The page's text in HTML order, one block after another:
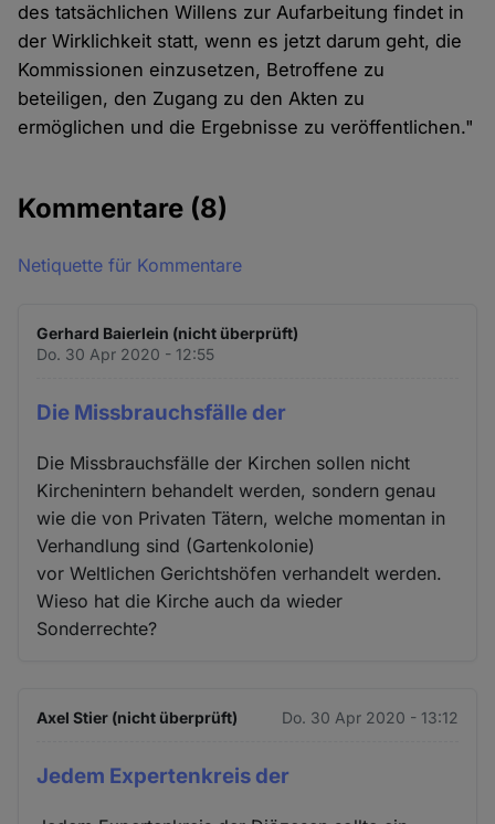
des tatsächlichen Willens zur Aufarbeitung findet in
der Wirklichkeit statt, wenn es jetzt darum geht, die
Kommissionen einzusetzen, Betroffene zu
beteiligen, den Zugang zu den Akten zu
ermöglichen und die Ergebnisse zu veröffentlichen."
Kommentare (8)
Netiquette für Kommentare
Gerhard Baierlein (nicht überprüft)
Do. 30 Apr 2020 - 12:55
Die Missbrauchsfälle der
Die Missbrauchsfälle der Kirchen sollen nicht
Kirchenintern behandelt werden, sondern genau
wie die von Privaten Tätern, welche momentan in
Verhandlung sind (Gartenkolonie)
vor Weltlichen Gerichtshöfen verhandelt werden.
Wieso hat die Kirche auch da wieder
Sonderrechte?
Axel Stier (nicht überprüft) Do. 30 Apr 2020 - 13:12
Jedem Expertenkreis der